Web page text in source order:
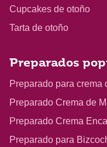
Cupcakes de otoño
Tarta de otoño
Preparados
Preparado para crema
Preparado Crema de
Preparado Crema
Preparado para